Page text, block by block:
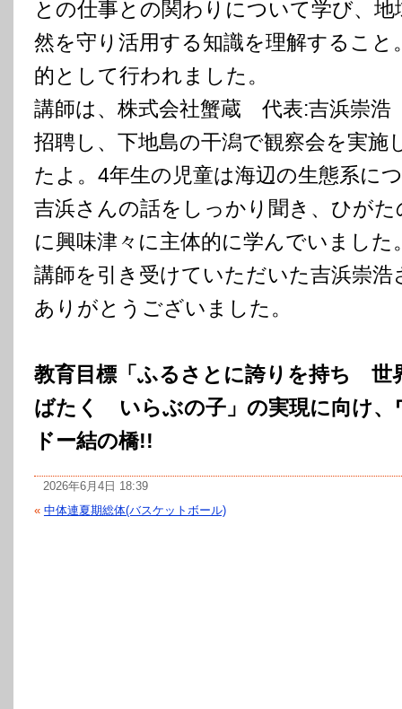
との仕事との関わりについて学び、地
然を守り活用する知識を理解すること
的として行われました。
講師は、株式会社蟹蔵 代表:吉浜崇
招聘し、下地島の干潟で観察会を実施
たよ。4年生の児童は海辺の生態系に
吉浜さんの話をしっかり聞き、ひがた
に興味津々に主体的に学んでいました
講師を引き受けていただいた吉浜崇浩
ありがとうございました。
教育目標「ふるさとに誇りを持ち 世
ばたく いらぶの子」の実現に向け、
ドー結の橋!!
2026年6月4日 18:39
« 中体連夏期総体(バスケットボール)